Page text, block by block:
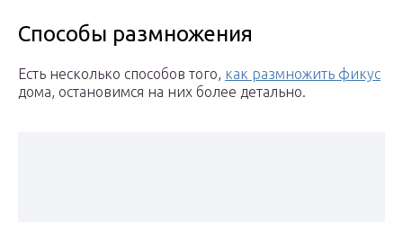
Способы размножения
Есть несколько способов того, как размножить фикус
дома, остановимся на них более детально.